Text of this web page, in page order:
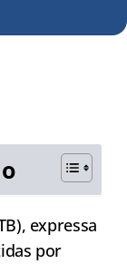
expressa
por